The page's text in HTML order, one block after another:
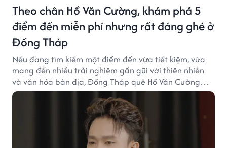
Theo chân Hồ Văn Cường, khám phá 5
điểm đến miễn phí nhưng rất đáng ghé ở
Đồng Tháp
Nếu đang tìm kiếm một điểm đến vừa tiết kiệm, vừa
mang đến nhiều trải nghiệm gần gũi với thiên nhiên
và văn hóa bản địa, Đồng Tháp quê Hồ Văn Cường
chắc chắn là lựa chọn đáng cân nhắc.